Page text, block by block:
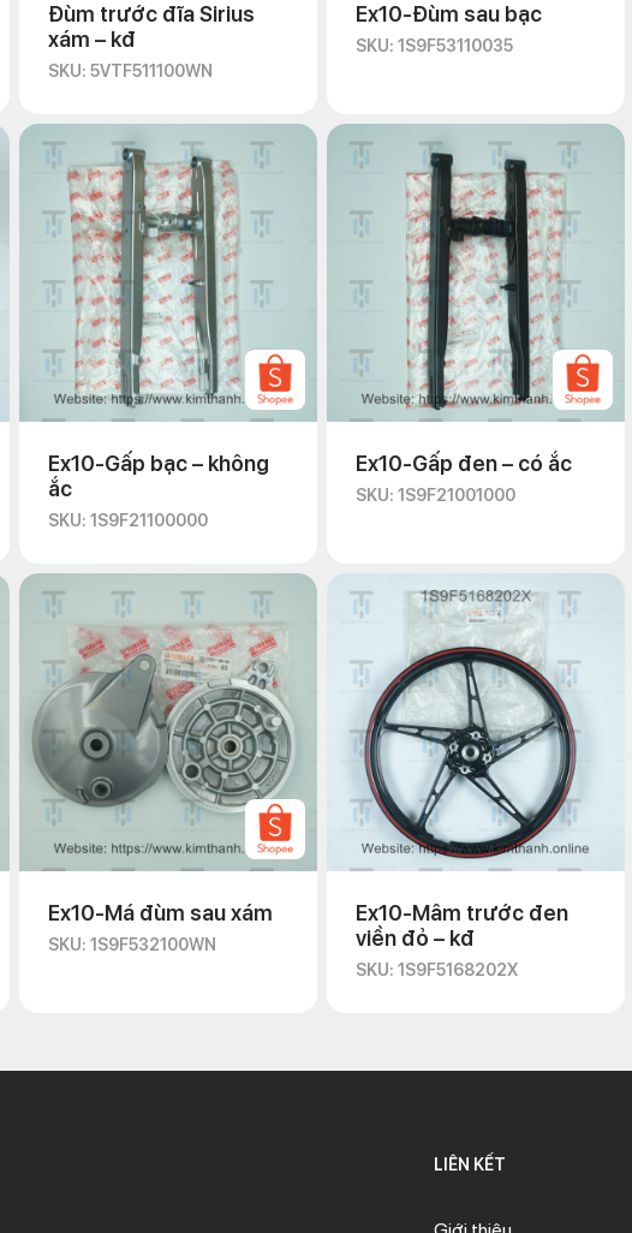
Đùm trước đĩa Sirius
xám – kđ
SKU: 5VTF511100WN
Ex10-Đùm sau bạc
SKU: 1S9F53110035
Ex10-Gấp bạc – không
ắc
SKU: 1S9F21100000
Ex10-Gấp đen – có ắc
SKU: 1S9F21001000
Ex10-Má đùm sau xám
SKU: 1S9F532100WN
Ex10-Mâm trước đen
viền đỏ – kđ
SKU: 1S9F5168202X
LIÊN KẾT